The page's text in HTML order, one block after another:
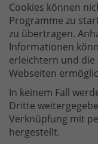
Cookies können
Programme zu
zu übertragen.
Informationen
erleichtern und die
Webseiten
In keinem Fall
Dritte
Verknüpfung mit
hergestellt.